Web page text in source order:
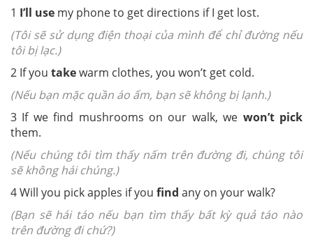
1 I’ll use my phone to get directions if I get lost.
(Tôi sẽ sử dụng điện thoại của mình để chỉ đường nếu
tôi bị lạc.)
2 If you takewarm clothes, you won’t get cold.
(Nếu bạn mặc quần áo ấm, bạn sẽ không bị lạnh.)
3 If we find mushrooms on our walk, we won’t pick
them.
(Nếu chúng tôi tìm thấy nấm trên đường đi, chúng tôi
sẽ không hái chúng.)
4Will you pick apples if you find any on your walk?
(Bạn sẽ hái táo nếu bạn tìm thấy bất kỳ quả táo nào
trên đường đi chứ?)